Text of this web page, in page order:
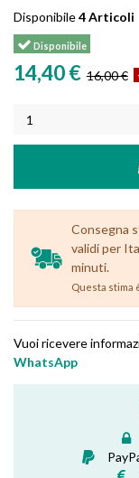
Disponibile4 Articoli
Disponibile
14,40 € 16,00 €
Consegna
validi per
minuti.
Questa stima
Vuoi ricevere
WhatsApp